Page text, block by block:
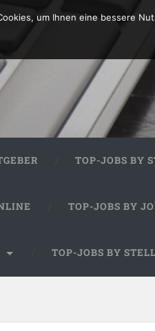
TOP-JOBS BY
TOP-JOBS BY
TOP-JOBS BY
um Ihnen eine bessere